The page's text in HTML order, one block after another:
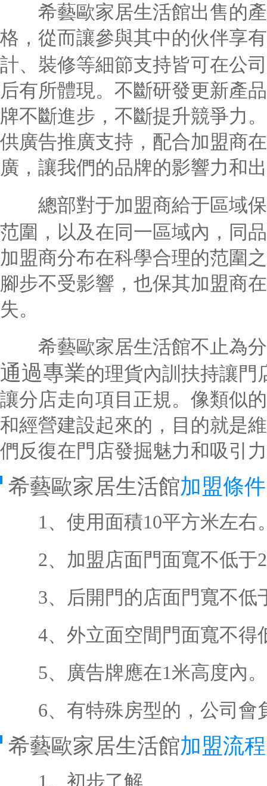
希藝歐家居生活館出售的產
格，從而讓參與其中的伙伴享
計、裝修等細節支持皆可在公司
后有所體現。不斷研發更新產
牌不斷進步，不斷提升競爭力
供廣告推廣支持，配合加盟商
廣，讓我們的品牌的影響力和
總部對于加盟商給于區域保
范圍，以及在同一區域內，同
加盟商分布在科學合理的范圍
腳步不受影響，也保其加盟商
失。
希藝歐家居生活館不止為分
通過專業的理貨內訓扶持讓門
讓分店走向項目正規。像類似
和經營建設起來的，目的就是
們反復在門店發掘魅力和吸引
希藝歐家居生活館加盟條件
1、使用面積10平方米左右
2、加盟店面門面寬不低于
3、后開門的店面門寬不低
4、外立面空間門面寬不得
5、廣告牌應在1米高度內。
6、有特殊房型的，公司會
希藝歐家居生活館加盟流程
1、初步了解